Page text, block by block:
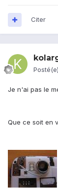
Citer
Posté(e)
Je n'ai pas le
Que ce soit en